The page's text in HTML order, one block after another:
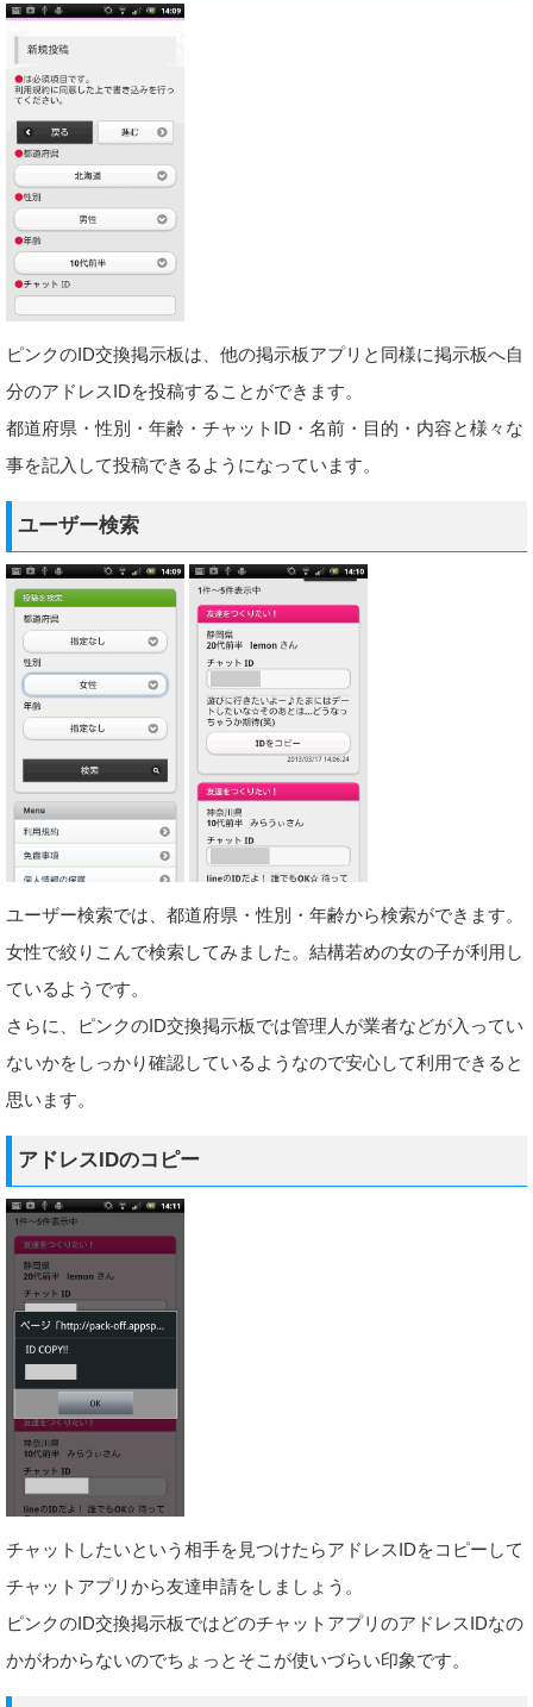
ピンクのID交換掲示板は、他の掲示板アプリと同様に掲示板へ自
分のアドレスIDを投稿することができます。
都道府県・性別・年齢・チャットID・名前・目的・内容と様々な
事を記入して投稿できるようになっています。
ユーザー検索
ユーザー検索では、都道府県・性別・年齢から検索ができます。
女性で絞りこんで検索してみました。結構若めの女の子が利用し
ているようです。
さらに、ピンクのID交換掲示板では管理人が業者などが入ってい
ないかをしっかり確認しているようなので安心して利用できると
思います。
アドレスIDのコピー
チャットしたいという相手を見つけたらアドレスIDをコピーして
チャットアプリから友達申請をしましょう。
ピンクのID交換掲示板ではどのチャットアプリのアドレスIDなの
かがわからないのでちょっとそこが使いづらい印象です。